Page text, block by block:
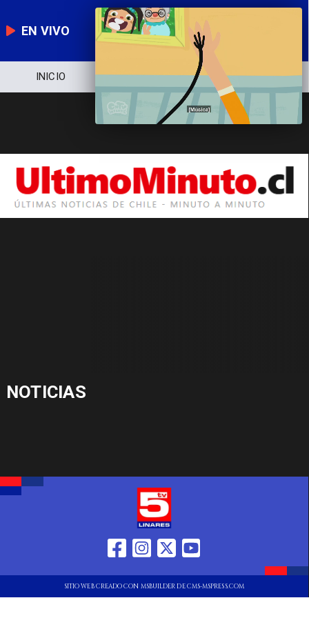
EN VIVO
INICIO NOTICIERO POLÍTICA
NOTICIAS
SITIO WEB CREADO CON MSBUILDER DE CMS-MSPRESS.COM